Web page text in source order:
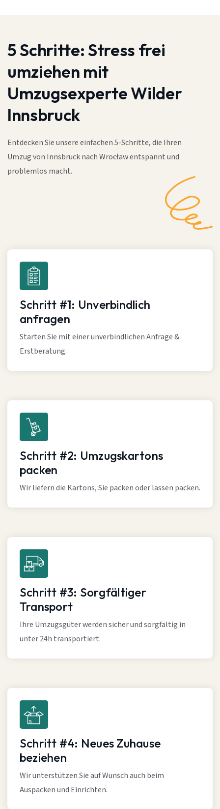
5 Schritte:Stress frei
umziehen mit
Umzugsexperte Wilder
Innsbruck
Entdecken Sie unsere einfachen 5-Schritte, die Ihren
Umzug von Innsbruck nach Wrocław entspannt und
problemlos macht.
Schritt #1: Unverbindlich
anfragen
Starten Sie mit einer unverbindlichen Anfrage &
Erstberatung.
Schritt #2: Umzugskartons
packen
Wir liefern die Kartons, Sie packen oder lassen packen.
Schritt #3: Sorgfältiger
Transport
Ihre Umzugsgüter werden sicher und sorgfältig in
unter 24h transportiert.
Schritt #4: Neues Zuhause
beziehen
Wir unterstützen Sie auf Wunsch auch beim
Auspacken und Einrichten.